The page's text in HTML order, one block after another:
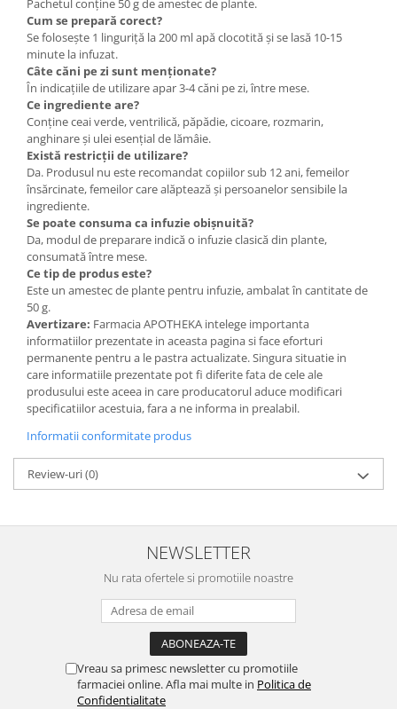
Pachetul conține 50 g de amestec de plante.
Cum se prepară corect?
Se folosește 1 linguriță la 200 ml apă clocotită și se lasă 10-15
minute la infuzat.
Câte căni pe zi sunt menționate?
În indicațiile de utilizare apar 3-4 căni pe zi, între mese.
Ce ingrediente are?
Conține ceai verde, ventrilică, păpădie, cicoare, rozmarin,
anghinare și ulei esențial de lămâie.
Există restricții de utilizare?
Da. Produsul nu este recomandat copiilor sub 12 ani, femeilor
însărcinate, femeilor care alăptează și persoanelor sensibile la
ingrediente.
Se poate consuma ca infuzie obișnuită?
Da, modul de preparare indică o infuzie clasică din plante,
consumată între mese.
Ce tip de produs este?
Este un amestec de plante pentru infuzie, ambalat în cantitate de
50 g.
Avertizare: Farmacia APOTHEKA intelege importanta
informatiilor prezentate in aceasta pagina si face eforturi
permanente pentru a le pastra actualizate. Singura situatie in
care informatiile prezentate pot fi diferite fata de cele ale
produsului este aceea in care producatorul aduce modificari
specificatiilor acestuia, fara a ne informa in prealabil.
Informatii conformitate produs
Review-uri(0)
NEWSLETTER
Nu rata ofertele si promotiile noastre
Vreau sa primesc newsletter cu promotiile
farmaciei online. Afla mai multe in Politica de
Confidentialitate